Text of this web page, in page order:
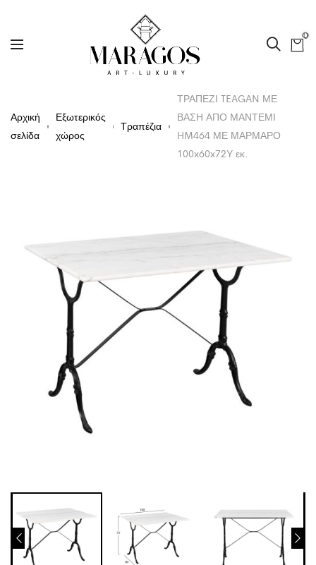
0
Αρχική
σελίδα
Εξωτερικός
χώρος
Τραπέζια
ΤΡΑΠΕΖΙ TEAGAN ΜΕ
ΒΑΣΗ ΑΠΟ ΜΑΝΤΕΜΙ
HM464 ΜΕ ΜΑΡΜΑΡΟ
100x60x72Υ εκ.